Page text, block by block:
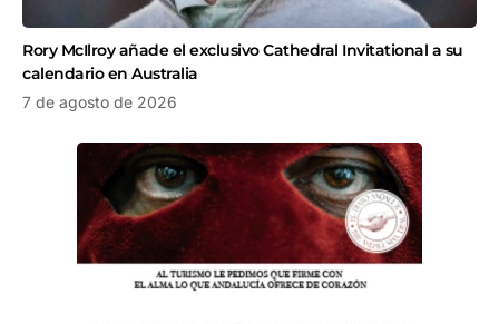
Rory McIlroy añade el exclusivo Cathedral Invitational a su
calendario en Australia
7 de agosto de 2026